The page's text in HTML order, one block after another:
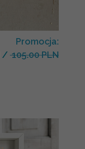
Promocja:
/ 105.00 PLN